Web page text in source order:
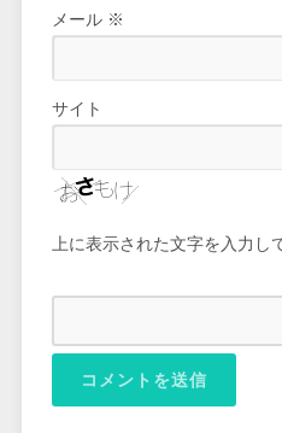
メール ※
サイト
上に表示された文字を入力し